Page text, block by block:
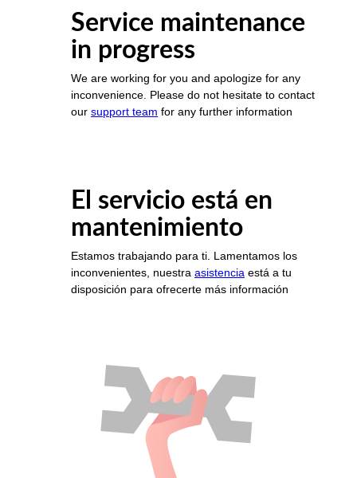
Service maintenance
in progress
We are working for you and apologize for any
inconvenience. Please do not hesitate to contact
our support team for any further information
El servicio está en
mantenimiento
Estamos trabajando para ti. Lamentamos los
inconvenientes, nuestra asistencia está a tu
disposición para ofrecerte más información